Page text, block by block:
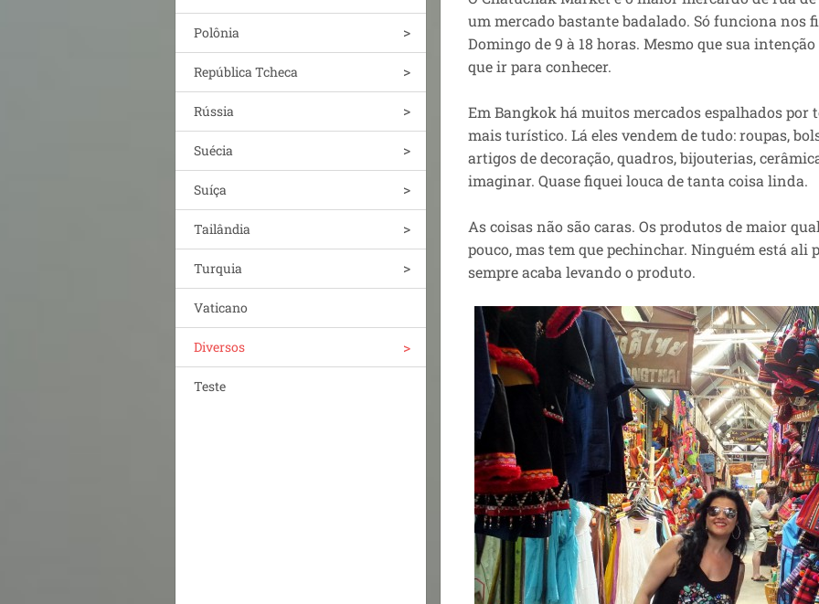
Polônia
República Tcheca
Rússia
Suécia
Suíça
Tailândia
Turquia
Vaticano
Diversos
Teste
um mercado bastante badalado. Só funciona nos
Domingo de 9 à 18 horas. Mesmo que sua
que ir para conhecer.
Em Bangkok há muitos mercados espalhados por
mais turístico. Lá eles vendem de tudo: roupas,
artigos de decoração, quadros, bijouterias,
imaginar. Quase fiquei louca de tanta coisa linda.
As coisas não são caras. Os produtos de maior
pouco, mas tem que pechinchar. Ninguém está ali
sempre acaba levando o produto.